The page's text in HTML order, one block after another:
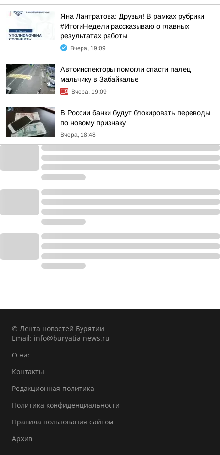
Яна Лантратова: Друзья! В рамках рубрики
#ИтогиНедели рассказываю о главных
результатах работы
Вчера, 19:09
Автоинспекторы помогли спасти палец
мальчику в Забайкалье
Вчера, 19:09
В России банки будут блокировать переводы
по новому признаку
Вчера, 18:48
© Лента новостей Бурятии
Email: info@buryatia-news.ru
О нас
Контакты
Редакционная политика
Политика конфиденциальности
Правила пользования сайтом
Архив